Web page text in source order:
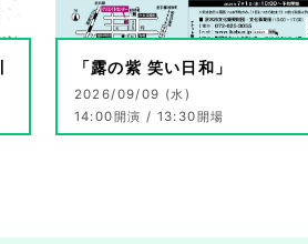
「露の紫 笑い日和」
2026/09/09 (水)
14:00開演 / 13:30開場